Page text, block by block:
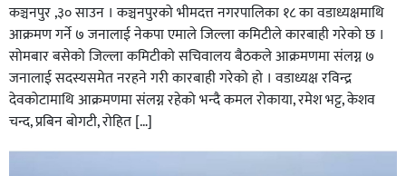
कञ्चनपुर ,३० साउन । कञ्चनपुरको भीमदत्त नगरपालिका १८ का वडाध्यक्षमाथि
आक्रमण गर्ने ७ जनालाई नेकपा एमाले जिल्ला कमिटीले कारबाही गरेको छ ।
सोमबार बसेको जिल्ला कमिटीको सचिवालय बैठकले आक्रमणमा संलग्न ७
जनालाई सदस्यसमेत नरहने गरी कारबाही गरेको हो । वडाध्यक्ष रविन्द्र
देवकोटामाथि आक्रमणमा संलग्न रहेको भन्दै कमल रोकाया, रमेश भट्ट, केशव
चन्द, प्रबिन बोगटी, रोहित […]